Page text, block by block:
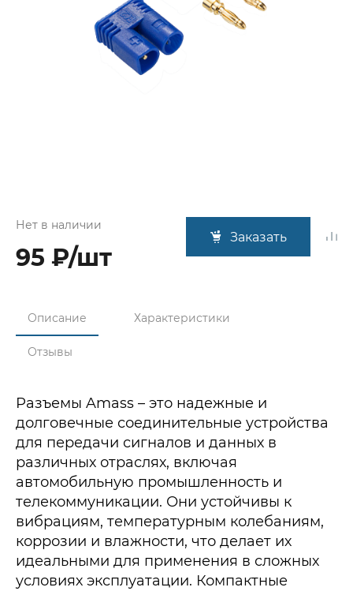
Нет в наличии
95 ₽/шт
Заказать
Описание Характеристики
Отзывы
Разъемы Amass – это надежные и
долговечные соединительные устройства
для передачи сигналов и данных в
различных отраслях, включая
автомобильную промышленность и
телекоммуникации. Они устойчивы к
вибрациям, температурным колебаниям,
коррозии и влажности, что делает их
идеальными для применения в сложных
условиях эксплуатации. Компактные